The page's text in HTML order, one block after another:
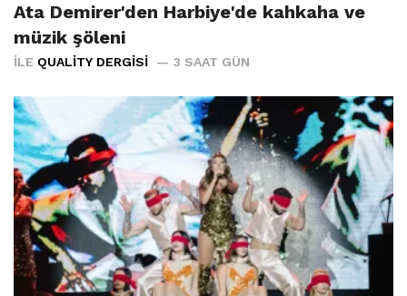
Ata Demirer'den Harbiye'de kahkaha ve
müzik şöleni
İLE QUALITY DERGISI 3 SAAT GÜN